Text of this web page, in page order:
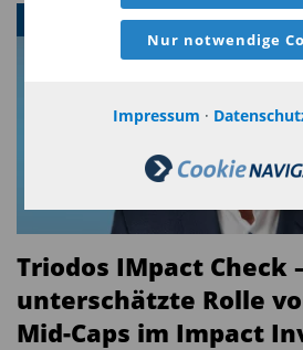
Nur notwendige
Impressum ·
IMPACT INVESTING
Triodos IMpact Check
unterschätzte Rolle
Mid-Caps im Impact